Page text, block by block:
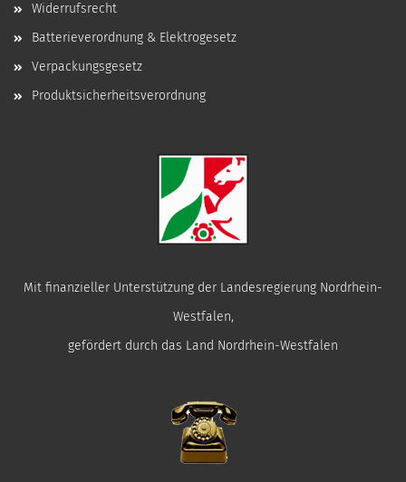
Widerrufsrecht
Batterieverordnung & Elektrogesetz
Verpackungsgesetz
Produktsicherheitsverordnung
Mit finanzieller Unterstützung der Landesregierung Nordrhein-
Westfalen,
gefördert durch das Land Nordrhein-Westfalen